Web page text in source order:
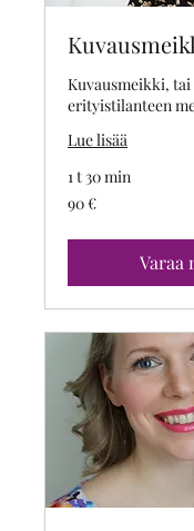
Kuvausmeikki, tai
erityistilanteen
Lue lisää
1 t 30 min
euroa
90 €
Varaa